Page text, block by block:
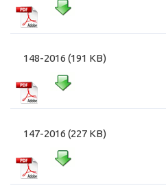
148-2016 (191 KB)
147-2016 (227 KB)